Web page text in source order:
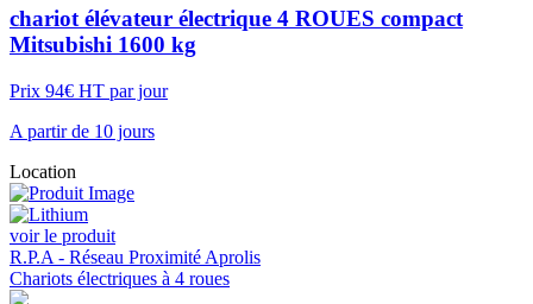
chariot élévateur électrique 4 ROUES compact
Mitsubishi 1600 kg
Prix 94€ HT par jour
A partir de 10 jours
Location
voir le produit
R.P.A - Réseau Proximité Aprolis
Chariots électriques à 4 roues